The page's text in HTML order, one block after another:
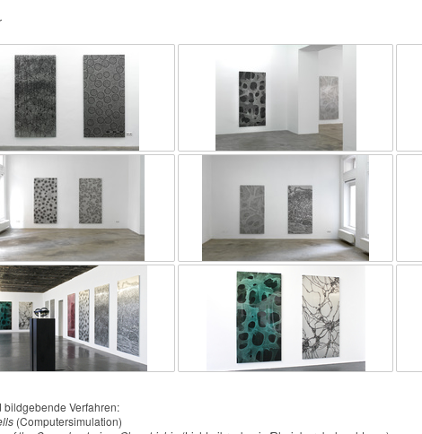
bildgebende Verfahren:
(Computersimulation)